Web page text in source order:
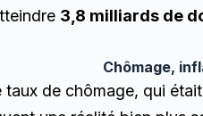
3,8 milliards de
Chômage,
de chômage, qui était